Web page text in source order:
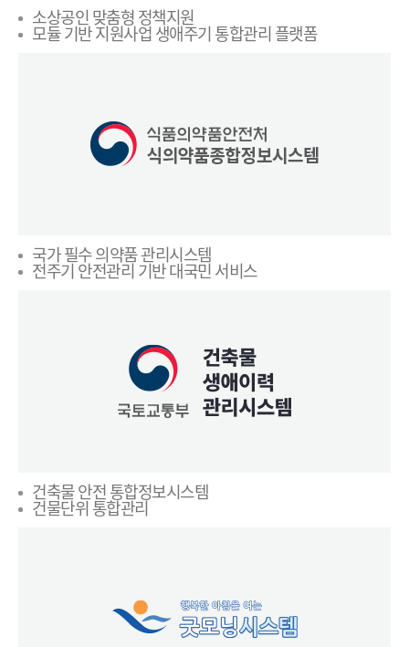
소상공인 맞춤형 정책지원
모듈 기반 지원사업 생애주기 통합관리 플랫폼
국가 필수 의약품 관리시스템
전주기 안전관리 기반 대국민 서비스
건축물 안전 통합정보시스템
건물단위 통합관리